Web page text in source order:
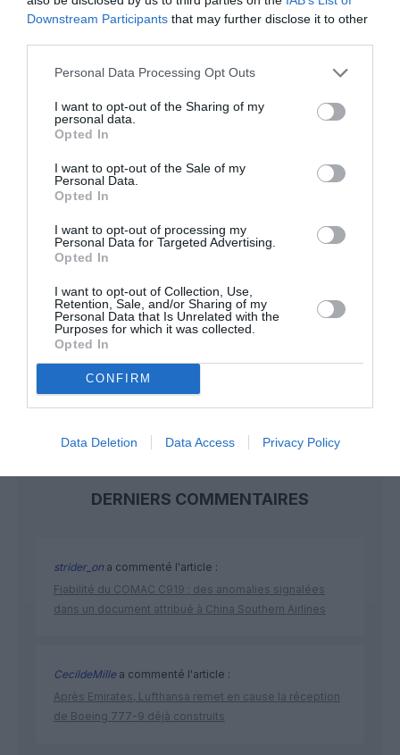
Downstream Participants that may further disclose it to other
Personal Data Processing Opt Outs
I want to opt-out of the Sharing of my
personal data.
Opted In
I want to opt-out of the Sale of my
Personal Data.
Opted In
I want to opt-out of processing my
Personal Data for Targeted Advertising.
Opted In
I want to opt-out of Collection, Use,
Retention, Sale, and/or Sharing of my
Personal Data that Is Unrelated with the
Purposes for which it was collected.
Opted In
CONFIRM
Data Deletion Data Access Privacy Policy
Une cie oneworld, allez next step MAD, CMN & DUB ?
LAISSER UN COMMENTAIRE
Appel aux lecteurs !
Soutenez Air Journal participez
développement !
DERNIERS COMMENTAIRES
strider_on a commenté l'article :
Fiabilité du COMAC C919 : des anomalies signalées
dans un document attribué à China Southern Airlines
CecildeMillea commenté l'article :
Après Emirates, Lufthansa remet en cause la réception
de Boeing 777-9 déjà construits